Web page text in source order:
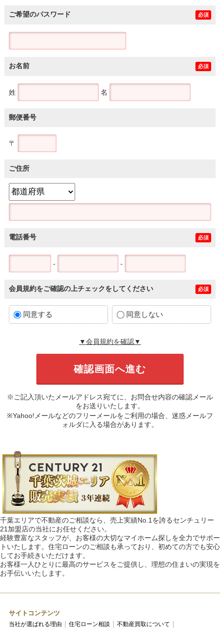
ご希望のパスワード 必須
お名前 必須
姓 名
郵便番号
〒
ご住所
電話番号 必須
- -
会員規約をご確認の上チェックをしてください 必須
同意する 同意しない
▼会員規約を確認▼
※ご記入頂いたメールアドレス宛てに、お問合せ内容の確認メール
をお送りいたします。
※Yahoo!メールなどのフリーメールをご利用の場合、迷惑メールフ
ォルダに入る場合があります。
千葉エリアで不動産のご相談なら、売上実績No.1を誇るセンチュリー
21加盟店の当社にお任せください。
経験豊富なスタッフが、お客様の大切なマイホーム探しを全力でサポー
トいたします。住宅ローンのご相談も承っており、初めての方でも安心
してお手続きいただけます。
お客様一人ひとりに最高のサービスをご提供し、理想の住まいの実現を
お手伝いいたします。
サイトコンテンツ
当社が選ばれる理由 住宅ローン相談
不動産買取について